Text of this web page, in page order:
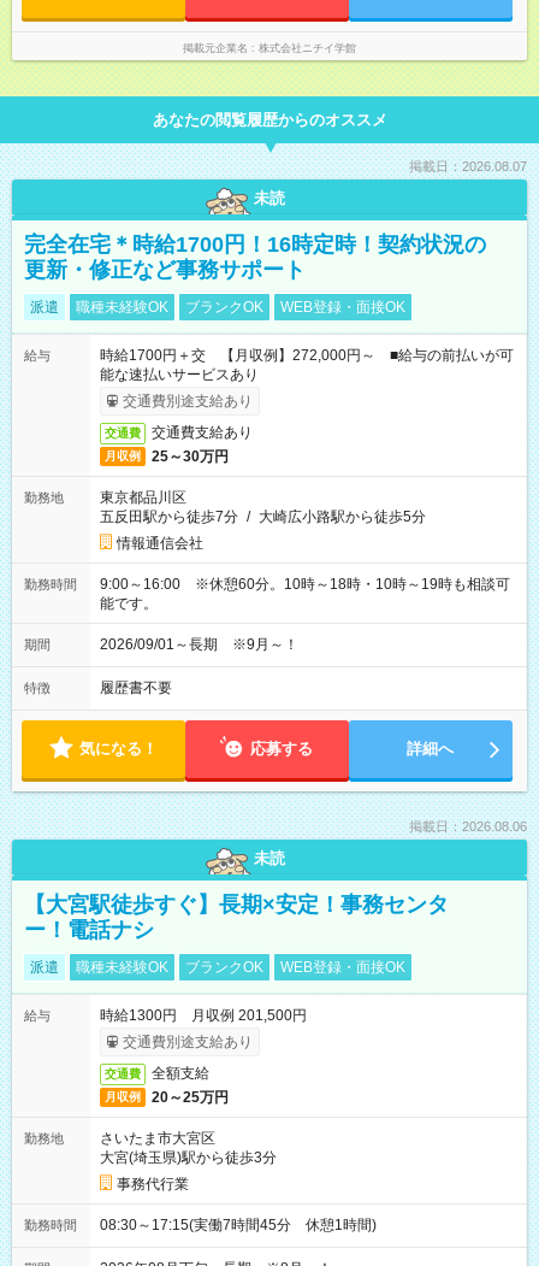
掲載元企業名 株式会社ニチイ学館
あなたの閲覧履歴からのオススメ
掲載日：2026.08.07
未読
完全在宅＊時給1700円！16時定時！契約状況の
更新・修正など事務サポート
派遣 職種未経験OK ブランクOK WEB登録・面接OK
給与
時給1700円＋交 【月収例】272,000円～ ■給与の前払いが可
能な速払いサービスあり
交通費別途支給あり
交通費 交通費支給あり
月収例 25～30万円
勤務地
東京都品川区
五反田駅から徒歩7分 / 大崎広小路駅から徒歩5分
情報通信会社
勤務時間
9:00～16:00 ※休憩60分。10時～18時・10時～19時も相談可
能です。
期間 2026/09/01～長期 ※9月～！
特徴 履歴書不要
気になる！ 応募する 詳細へ
掲載日：2026.08.06
未読
【大宮駅徒歩すぐ】長期×安定！事務センタ
ー！電話ナシ
派遣 職種未経験OK ブランクOK WEB登録・面接OK
給与
時給1300円 月収例 201,500円
交通費別途支給あり
交通費 全額支給
月収例 20～25万円
勤務地
さいたま市大宮区
大宮(埼玉県)駅から徒歩3分
事務代行業
勤務時間 08:30～17:15(実働7時間45分 休憩1時間)